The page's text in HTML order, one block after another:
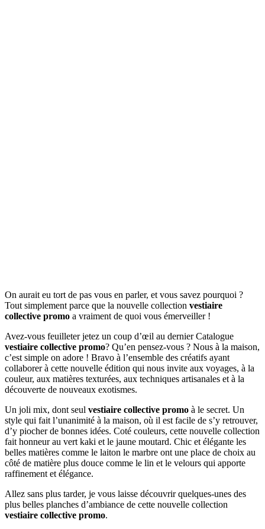
On aurait eu tort de pas vous en parler, et vous savez pourquoi ?
Tout simplement parce que la nouvelle collection vestiaire
collective promo a vraiment de quoi vous émerveiller !
Avez-vous feuilleter jetez un coup d’œil au dernier Catalogue
vestiaire collective promo? Qu’en pensez-vous ? Nous à la maison,
c’est simple on adore ! Bravo à l’ensemble des créatifs ayant
collaborer à cette nouvelle édition qui nous invite aux voyages, à la
couleur, aux matières texturées, aux techniques artisanales et à la
découverte de nouveaux exotismes.
Un joli mix, dont seul vestiaire collective promo à le secret. Un
style qui fait l’unanimité à la maison, où il est facile de s’y retrouver,
d’y piocher de bonnes idées. Coté couleurs, cette nouvelle collection
fait honneur au vert kaki et le jaune moutard. Chic et élégante les
belles matières comme le laiton le marbre ont une place de choix au
côté de matière plus douce comme le lin et le velours qui apporte
raffinement et élégance.
Allez sans plus tarder, je vous laisse découvrir quelques-unes des
plus belles planches d’ambiance de cette nouvelle collection
vestiaire collective promo.